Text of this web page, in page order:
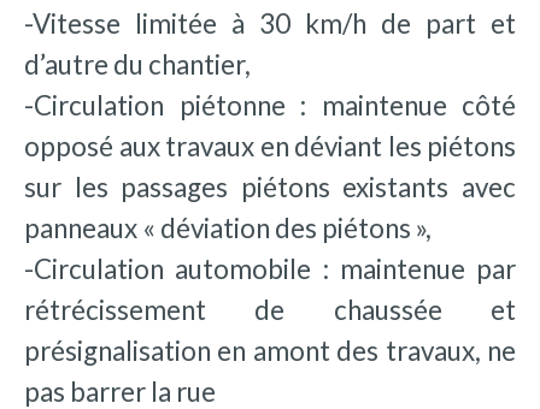
-Vitesse limitée à 30 km/h de part et
d’autre du chantier,
-Circulation piétonne : maintenue côté
opposé aux travaux en déviant les piétons
sur les passages piétons existants avec
panneaux « déviation des piétons »,
-Circulation automobile : maintenue par
rétrécissement de chaussée et
présignalisation en amont des travaux, ne
pas barrer la rue